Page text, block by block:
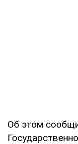
Об этом